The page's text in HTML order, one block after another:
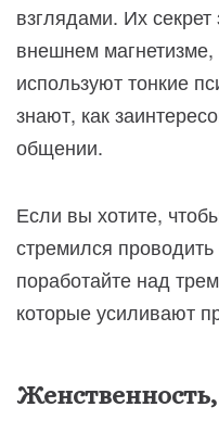
взглядами. Их
внешнем магнетизме,
используют тонкие
знают, как
общении.
Если вы хотите,
стремился
поработайте над
которые усиливают